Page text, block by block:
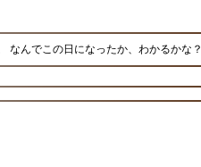
なんでこの日になったか、わかるかな？